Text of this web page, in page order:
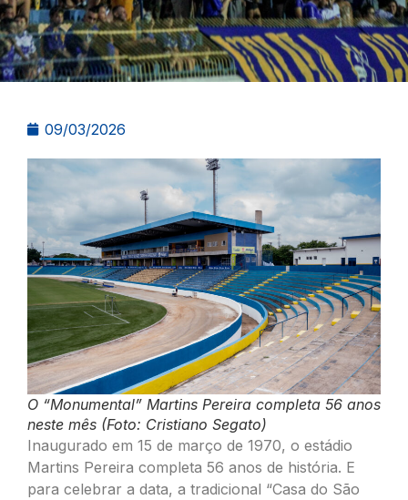
09/03/2026
O “Monumental” Martins Pereira completa 56 anos
neste mês (Foto: Cristiano Segato)
Inaugurado em 15 de março de 1970, o estádio
Martins Pereira completa 56 anos de história. E
para celebrar a data, a tradicional “Casa do São